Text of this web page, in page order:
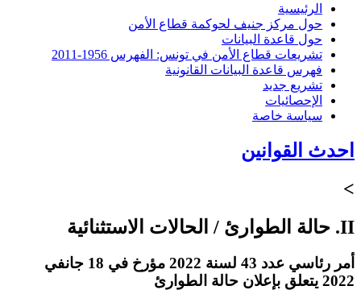
الرئيسية
حول مركز جنيف لحوكمة قطاع الأمن
حول قاعدة البيانات
تشريعات قطاع الأمن في تونس: الفهرس 1956-2011
فهرس قاعدة البيانات القانونية
تشريع جديد
الإحصائيات
سياسة خاصة
احدث القوانين
>
II. حالة الطوارئ / الحالات الاستثنائية
أمر رئاسي عدد 43 لسنة 2022 مؤرخ في 18 جانفي
2022 يتعلق بإعلان حالة الطوارئ